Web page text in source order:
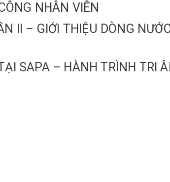
NHÂN VIÊN
II – GIỚI THIỆU DÒNG
SAPA – HÀNH TRÌNH TRI